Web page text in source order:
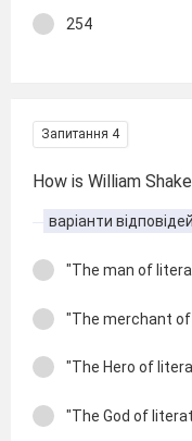
254
Запитання 4
How is William
варіанти відповідей
"The man of
"The merchant
"The Hero of
"The God of